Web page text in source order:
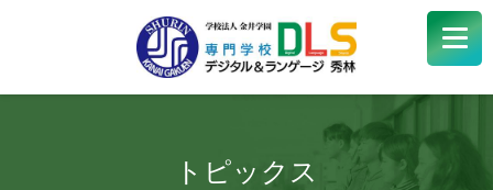
学校紹介+
トピックス